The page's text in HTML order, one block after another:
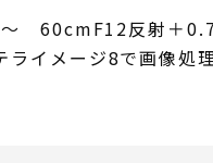
～ 60cmF12反射
イメージ8で画像処